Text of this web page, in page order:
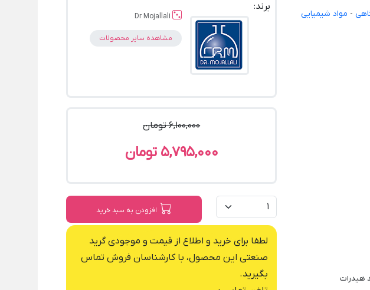
- مواد شیمیایی
هیدرات
برند:
Dr Mojallali
مشاهده سایر محصولات
6,100,000 تومان
5,795,000 تومان
افزودن به سبد خرید
لطفا برای خرید و اطلاع از قیمت و موجودی گرید
صنعتی این محصول، با کارشناسان فروش تماس
بگیرید.